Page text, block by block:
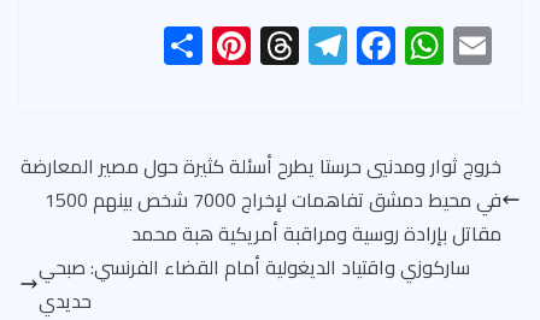
E
m
W
h
s
A
p
p
F
ac
b
o
ok
Te
le
a
m
T
hr
ds
Pi
nt
es
t
e
خروج ثوار ومدنيي حرستا يطرح أسئلة كثيرة حول مصير المعارضة
في محيط دمشق تفاهمات لإخراج 7000 شخص بينهم 1500
مقاتل بإرادة روسية ومراقبة أمريكية هبة محمد
ساركوزي واقتياد الديغولية أمام القضاء الفرنسي: صبحي
حديدي